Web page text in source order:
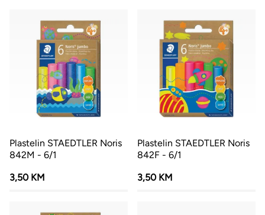
Plastelin STAEDTLER Noris
842M - 6/1
3,50 KM
Plastelin STAEDTLER Noris
842F - 6/1
3,50 KM